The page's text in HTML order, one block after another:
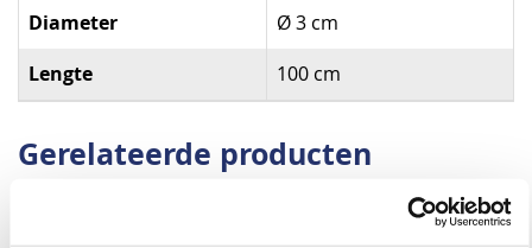
Diameter Ø 3 cm
Lengte 100 cm
Gerelateerde producten